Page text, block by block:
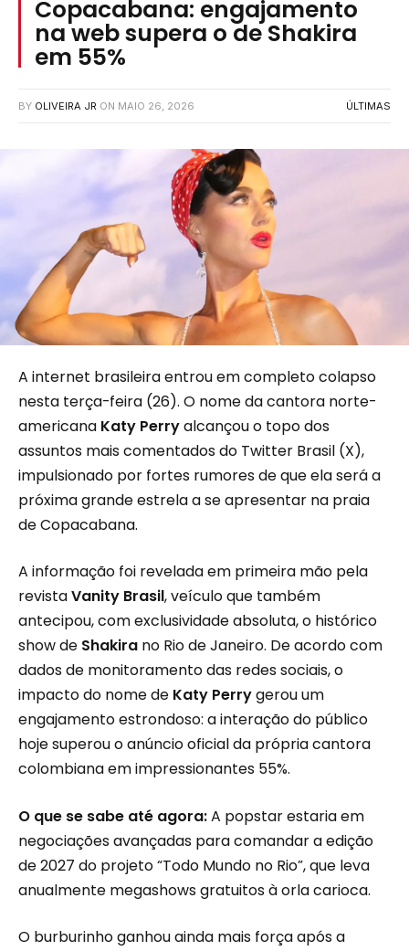
Copacabana: engajamento
na web supera o de Shakira
em 55%
BY OLIVEIRA JR ON MAIO 26, 2026 ÚLTIMAS
A internet brasileira entrou em completo colapso
nesta terça-feira (26). O nome da cantora norte-
americana Katy Perryalcançou o topo dos
assuntos mais comentados do Twitter Brasil (X),
impulsionado por fortes rumores de que ela será a
próxima grande estrela a se apresentar na praia
de Copacabana.
A informação foi revelada em primeira mão pela
revistaVanity Brasil, veículo que também
antecipou, com exclusividade absoluta, o histórico
show de Shakira no Rio de Janeiro. De acordo com
dados de monitoramento das redes sociais, o
impacto do nome de Katy Perrygerou um
engajamento estrondoso: a interação do público
hoje superou o anúncio oficial da própria cantora
colombiana em impressionantes 55%.
O que se sabe até agora:A popstar estaria em
negociações avançadas para comandar a edição
de 2027 do projeto “Todo Mundo no Rio”, que leva
anualmente megashows gratuitos à orla carioca.
O burburinho ganhou ainda mais força após a